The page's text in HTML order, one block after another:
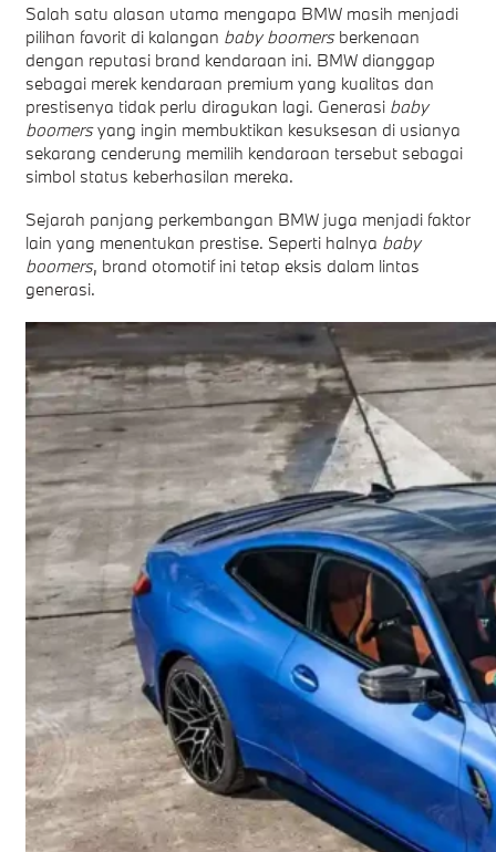
Salah satu alasan utama mengapa BMW masih menjadi
pilihan favorit di kalangan baby boomersberkenaan
dengan reputasi brand kendaraan ini. BMW dianggap
sebagai merek kendaraan premium yang kualitas dan
prestisenya tidak perlu diragukan lagi. Generasi baby
boomersyang ingin membuktikan kesuksesan di usianya
sekarang cenderung memilih kendaraan tersebut sebagai
simbol status keberhasilan mereka.
Sejarah panjang perkembangan BMW juga menjadi faktor
lain yang menentukan prestise. Seperti halnya baby
boomers, brand otomotif ini tetap eksis dalam lintas
generasi.